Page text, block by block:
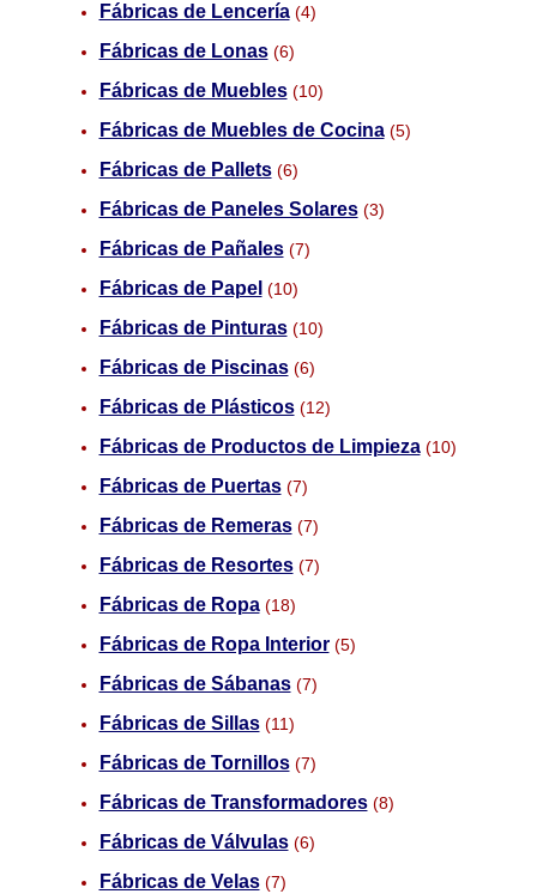
Fábricas de Lencería(4)
Fábricas de Lonas(6)
Fábricas de Muebles(10)
Fábricas de Muebles de Cocina(5)
Fábricas de Pallets(6)
Fábricas de Paneles Solares(3)
Fábricas de Pañales(7)
Fábricas de Papel (10)
Fábricas de Pinturas(10)
Fábricas de Piscinas(6)
Fábricas de Plásticos(12)
Fábricas de Productos de Limpieza(10)
Fábricas de Puertas(7)
Fábricas de Remeras(7)
Fábricas de Resortes(7)
Fábricas de Ropa(18)
Fábricas de Ropa Interior(5)
Fábricas de Sábanas(7)
Fábricas de Sillas(11)
Fábricas de Tornillos(7)
Fábricas de Transformadores(8)
Fábricas de Válvulas(6)
Fábricas de Velas(7)